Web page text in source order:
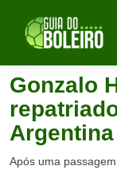
Gonzalo
Argentina
Após uma